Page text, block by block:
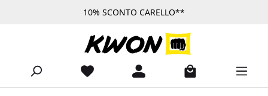
Passa al contenuto principale10% SCONTO CARELLO**